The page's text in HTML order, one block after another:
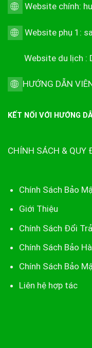
Website chính:
Website phụ 1:
Website du lịch :
HƯỚNG DẪN
KẾT NỐI VỚI HƯỚNG
CHÍNH SÁCH & QUY
Chính Sách Bảo
Giới Thiệu
Chính Sách Đổi Trả
Chính Sách Bảo
Chính Sách Bảo
Liên hệ hợp tác